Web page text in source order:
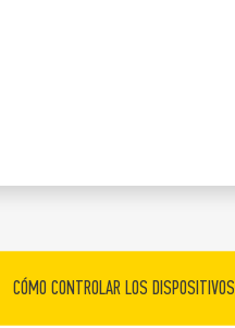
CÓMO CONTROLAR LOS DISPOSITIVOS